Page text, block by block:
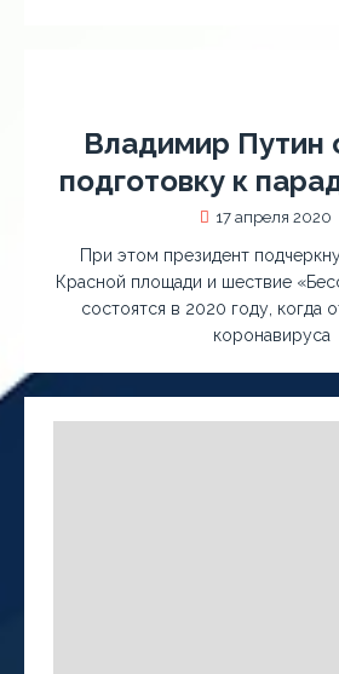
Владимир Путин
подготовку к
17 апреля 2020
При этом президент
Красной площади и шествие
состоятся в 2020 году, когда
коронавируса